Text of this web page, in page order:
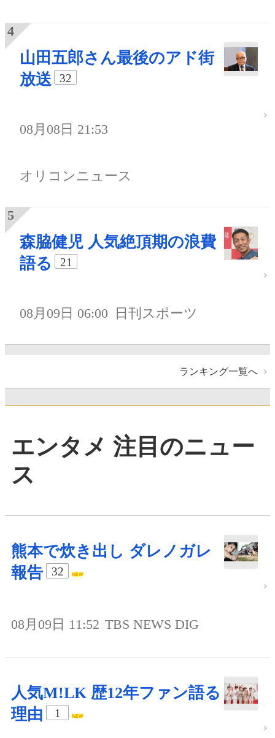
山田五郎さん最後のアド街
放送
32
08月08日 21:53
オリコンニュース
森脇健児 人気絶頂期の浪費
語る
21
08月09日 06:00 日刊スポーツ
ランキング一覧へ
エンタメ 注目のニュー
ス
熊本で炊き出し ダレノガレ
報告
32
08月09日 11:52 TBS NEWS DIG
人気M!LK 歴12年ファン語る
理由
1